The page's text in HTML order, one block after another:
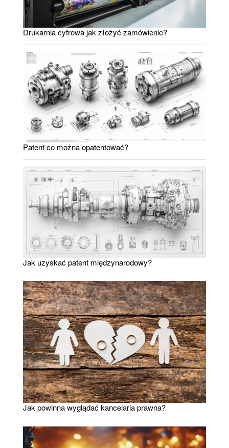
Drukarnia cyfrowa jak złożyć zamówienie?
Patent co można opatentować?
Jak uzyskać patent międzynarodowy?
Jak powinna wyglądać kancelaria prawna?